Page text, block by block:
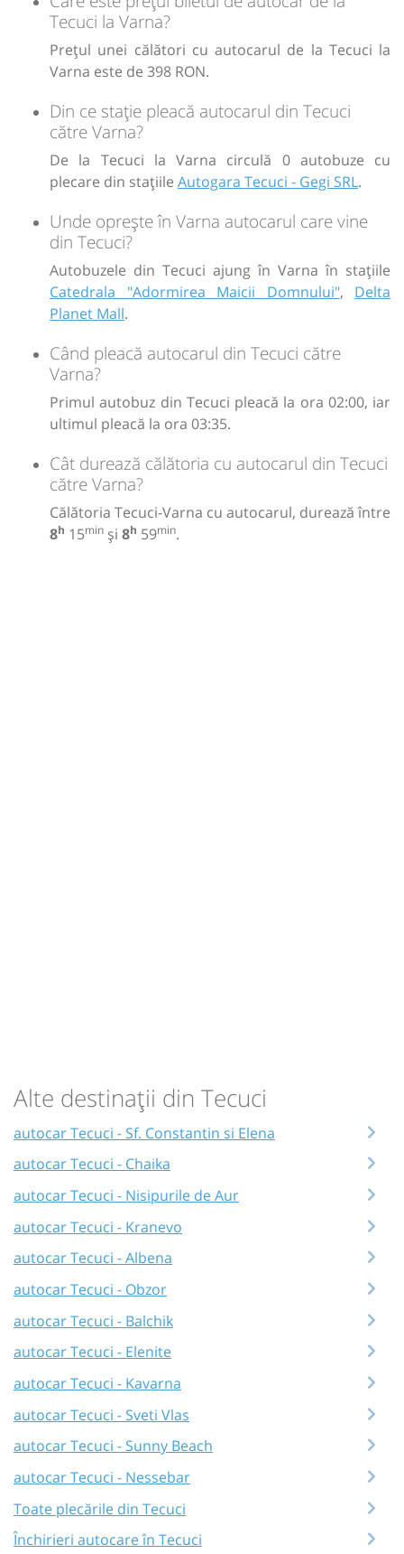
Tecuci la Varna?
Prețul unei călători cu autocarul de la Tecuci la
Varna este de 398 RON.
Din ce stație pleacă autocarul din Tecuci
către Varna?
De la Tecuci la Varna circulă 0 autobuze cu
plecare din stațiile Autogara Tecuci - Gegi SRL.
Unde oprește în Varna autocarul care vine
din Tecuci?
Autobuzele din Tecuci ajung în Varna în stațiile
Catedrala "Adormirea Maicii Domnului", Delta
Planet Mall.
Când pleacă autocarul din Tecuci către
Varna?
Primul autobuz din Tecuci pleacă la ora 02:00, iar
ultimul pleacă la ora 03:35.
Cât durează călătoria cu autocarul din Tecuci
către Varna?
Călătoria Tecuci-Varna cu autocarul, durează între
8h 15min și 8h 59min.
Alte destinații din Tecuci
autocar Tecuci - Sf. Constantin si Elena
autocar Tecuci - Chaika
autocar Tecuci - Nisipurile de Aur
autocar Tecuci - Kranevo
autocar Tecuci - Albena
autocar Tecuci - Obzor
autocar Tecuci - Balchik
autocar Tecuci - Elenite
autocar Tecuci - Kavarna
autocar Tecuci - Sveti Vlas
autocar Tecuci - Sunny Beach
autocar Tecuci - Nessebar
Toate plecările din Tecuci
Închirieri autocare în Tecuci